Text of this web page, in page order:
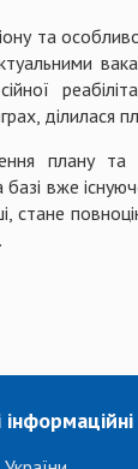
та
ділилася
плану та
вже
стане